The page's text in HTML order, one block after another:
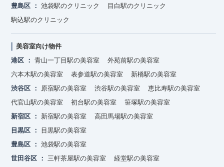
豊島区
池袋駅のクリニック
目白駅のクリニック
駒込駅のクリニック
美容室向け物件
港区
青山一丁目駅の美容室
外苑前駅の美容室
六本木駅の美容室
表参道駅の美容室
新橋駅の美容室
渋谷区
原宿駅の美容室 渋谷駅の美容室
恵比寿駅の美容室
代官山駅の美容室
初台駅の美容室
笹塚駅の美容室
新宿区
新宿駅の美容室
高田馬場駅の美容室
目黒区
目黒駅の美容室
豊島区
池袋駅の美容室
世田谷区
三軒茶屋駅の美容室
経堂駅の美容室